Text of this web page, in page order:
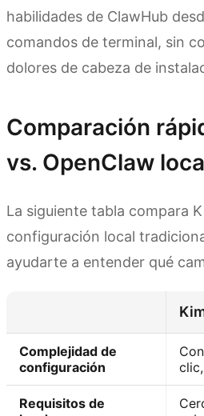
habilidades de ClawHub
comandos de terminal, sin
dolores de cabeza de
Comparación
vs. OpenClaw
La siguiente tabla compara
configuración local
ayudarte a entender qué
Complejidad de
configuración
Requisitos de